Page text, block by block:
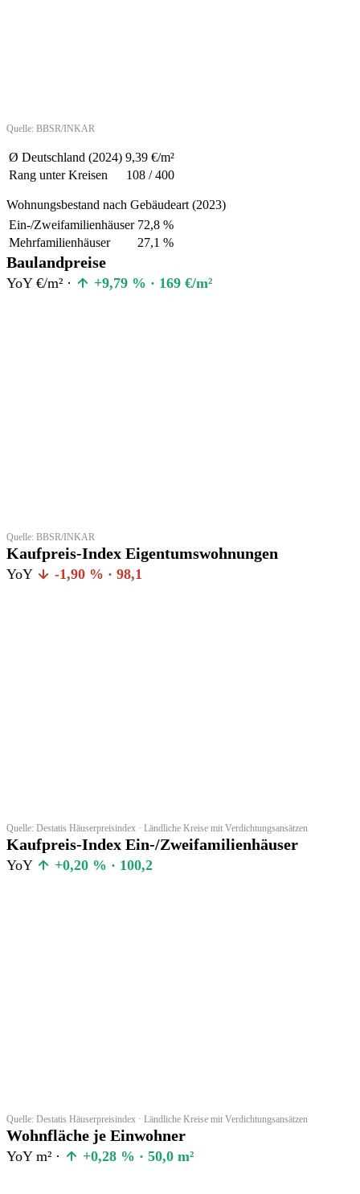
Quelle: BBSR/INKAR
Ø Deutschland (2024) 9,39 €/m²
Rang unter Kreisen
108 / 400
Wohnungsbestand nach Gebäudeart (2023)
Ein-/Zweifamilienhäuser 72,8 %
Mehrfamilienhäuser
27,1 %
Baulandpreise
YoY €/m² · +9,79 % · 169 €/m²
Quelle: BBSR/INKAR
Kaufpreis-Index Eigentumswohnungen
YoY -1,90 % · 98,1
Quelle: Destatis Häuserpreisindex · Ländliche Kreise mit Verdichtungsansätzen
Kaufpreis-Index Ein-/Zweifamilienhäuser
YoY +0,20 % · 100,2
Quelle: Destatis Häuserpreisindex · Ländliche Kreise mit Verdichtungsansätzen
Wohnfläche je Einwohner
YoY m² · +0,28 % · 50,0 m²